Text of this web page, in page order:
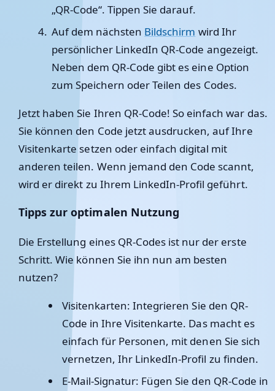
„QR-Code“. Tippen Sie darauf.
Auf dem nächsten Bildschirm wird Ihr
persönlicher LinkedIn QR-Code angezeigt.
Neben dem QR-Code gibt es eine Option
zum Speichern oder Teilen des Codes.
Jetzt haben Sie Ihren QR-Code! So einfach war das.
Sie können den Code jetzt ausdrucken, auf Ihre
Visitenkarte setzen oder einfach digital mit
anderen teilen. Wenn jemand den Code scannt,
wird er direkt zu Ihrem LinkedIn-Profil geführt.
Tipps zur optimalen Nutzung
Die Erstellung eines QR-Codes ist nur der erste
Schritt. Wie können Sie ihn nun am besten
nutzen?
Visitenkarten: Integrieren Sie den QR-
Code in Ihre Visitenkarte. Das macht es
einfach für Personen, mit denen Sie sich
vernetzen, Ihr LinkedIn-Profil zu finden.
E-Mail-Signatur: Fügen Sie den QR-Code in